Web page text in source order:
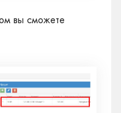
вы сможете